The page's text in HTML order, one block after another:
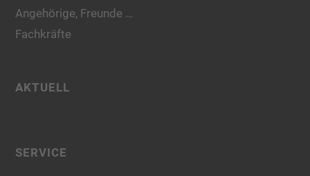
Angehörige, Freunde …
Fachkräfte
AKTUELL
SERVICE